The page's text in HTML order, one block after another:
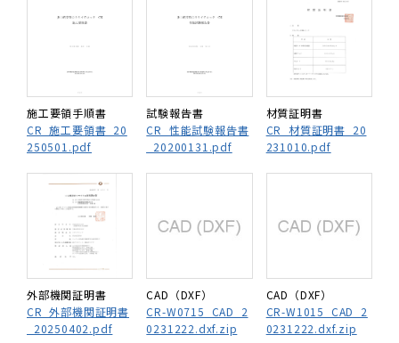
施工要領手順書
CR_施工要領書_20
250501.pdf
試験報告書
CR_性能試験報告書
_20200131.pdf
材質証明書
CR_材質証明書_20
231010.pdf
外部機関証明書
CR_外部機関証明書
_20250402.pdf
CAD（DXF）
CR-W0715_CAD_2
0231222.dxf.zip
CAD（DXF）
CR-W1015_CAD_2
0231222.dxf.zip